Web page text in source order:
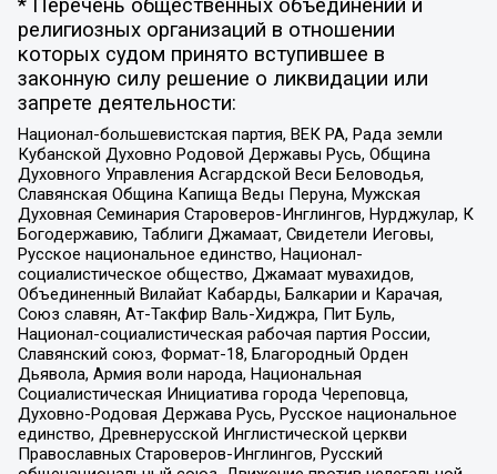
* Перечень общественных объединений и
религиозных организаций в отношении
которых судом принято вступившее в
законную силу решение о ликвидации или
запрете деятельности:
Национал-большевистская партия, ВЕК РА, Рада земли
Кубанской Духовно Родовой Державы Русь, Община
Духовного Управления Асгардской Веси Беловодья,
Славянская Община Капища Веды Перуна, Мужская
Духовная Семинария Староверов-Инглингов, Нурджулар, К
Богодержавию, Таблиги Джамаат, Свидетели Иеговы,
Русское национальное единство, Национал-
социалистическое общество, Джамаат мувахидов,
Объединенный Вилайат Кабарды, Балкарии и Карачая,
Союз славян, Ат-Такфир Валь-Хиджра, Пит Буль,
Национал-социалистическая рабочая партия России,
Славянский союз, Формат-18, Благородный Орден
Дьявола, Армия воли народа, Национальная
Социалистическая Инициатива города Череповца,
Духовно-Родовая Держава Русь, Русское национальное
единство, Древнерусской Инглистической церкви
Православных Староверов-Инглингов, Русский